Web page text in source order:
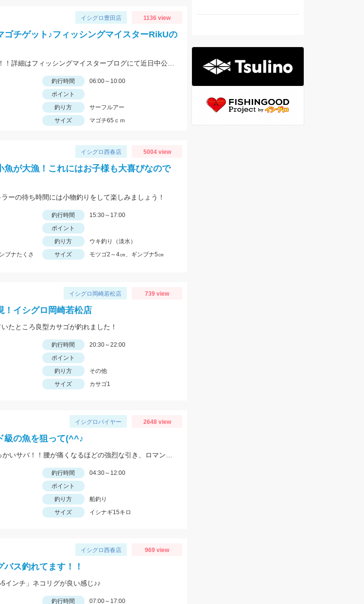
イシグロ豊田店 1136 view
ゴチゲット♪フィッシングマイスターRikUの
釣行時間
06:00～10:00
ポイント
釣り方
サーフルアー
サイズ マゴチ65ｃｍ
イシグロ西春店 5004 view
魚が大漁！これにはお子様も大喜びなので
ーの待ち時間には小物釣りをして楽しみましょう！
釣行時間
15:30～17:00
ポイント
釣り方
ウキ釣り（淡水）
ブナたくさ
サイズ モツゴ2～4㎝、ギンブナ5㎝
イシグロ岡崎若松店 739 view
！イシグロ岡崎若松店
たところ良型カサゴが釣れました！
釣行時間
20:30～22:00
ポイント
釣り方
その他
サイズ カサゴ1
イシグロバイヤー 2648 view
級の魚を狙って(^^♪
釣行時間
04:30～12:00
ポイント
釣り方
船釣り
サイズ イシナギ15キロ
イシグロ西春店 969 view
ス釣れてます！！
インチ」ネコリグが良い感じ♪♪
釣行時間 07:00～17:00